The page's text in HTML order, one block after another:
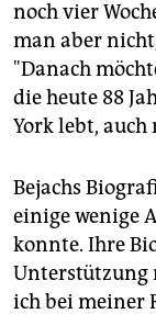
noch vier
man aber
"Danach
die heute 88
York lebt,
Bejachs
einige wenige
konnte. Ihre
Unterstützung
ich bei meiner